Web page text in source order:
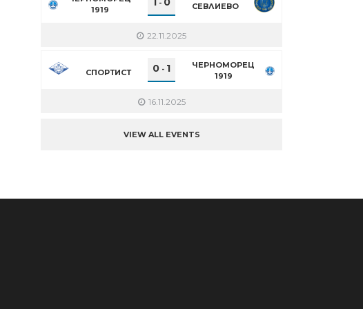
1919
- СЕВЛИЕВО
22.11.2025
СПОРТИСТ 0 - 1
ЧЕРНОМОРЕЦ
1919
16.11.2025
VIEW ALL EVENTS